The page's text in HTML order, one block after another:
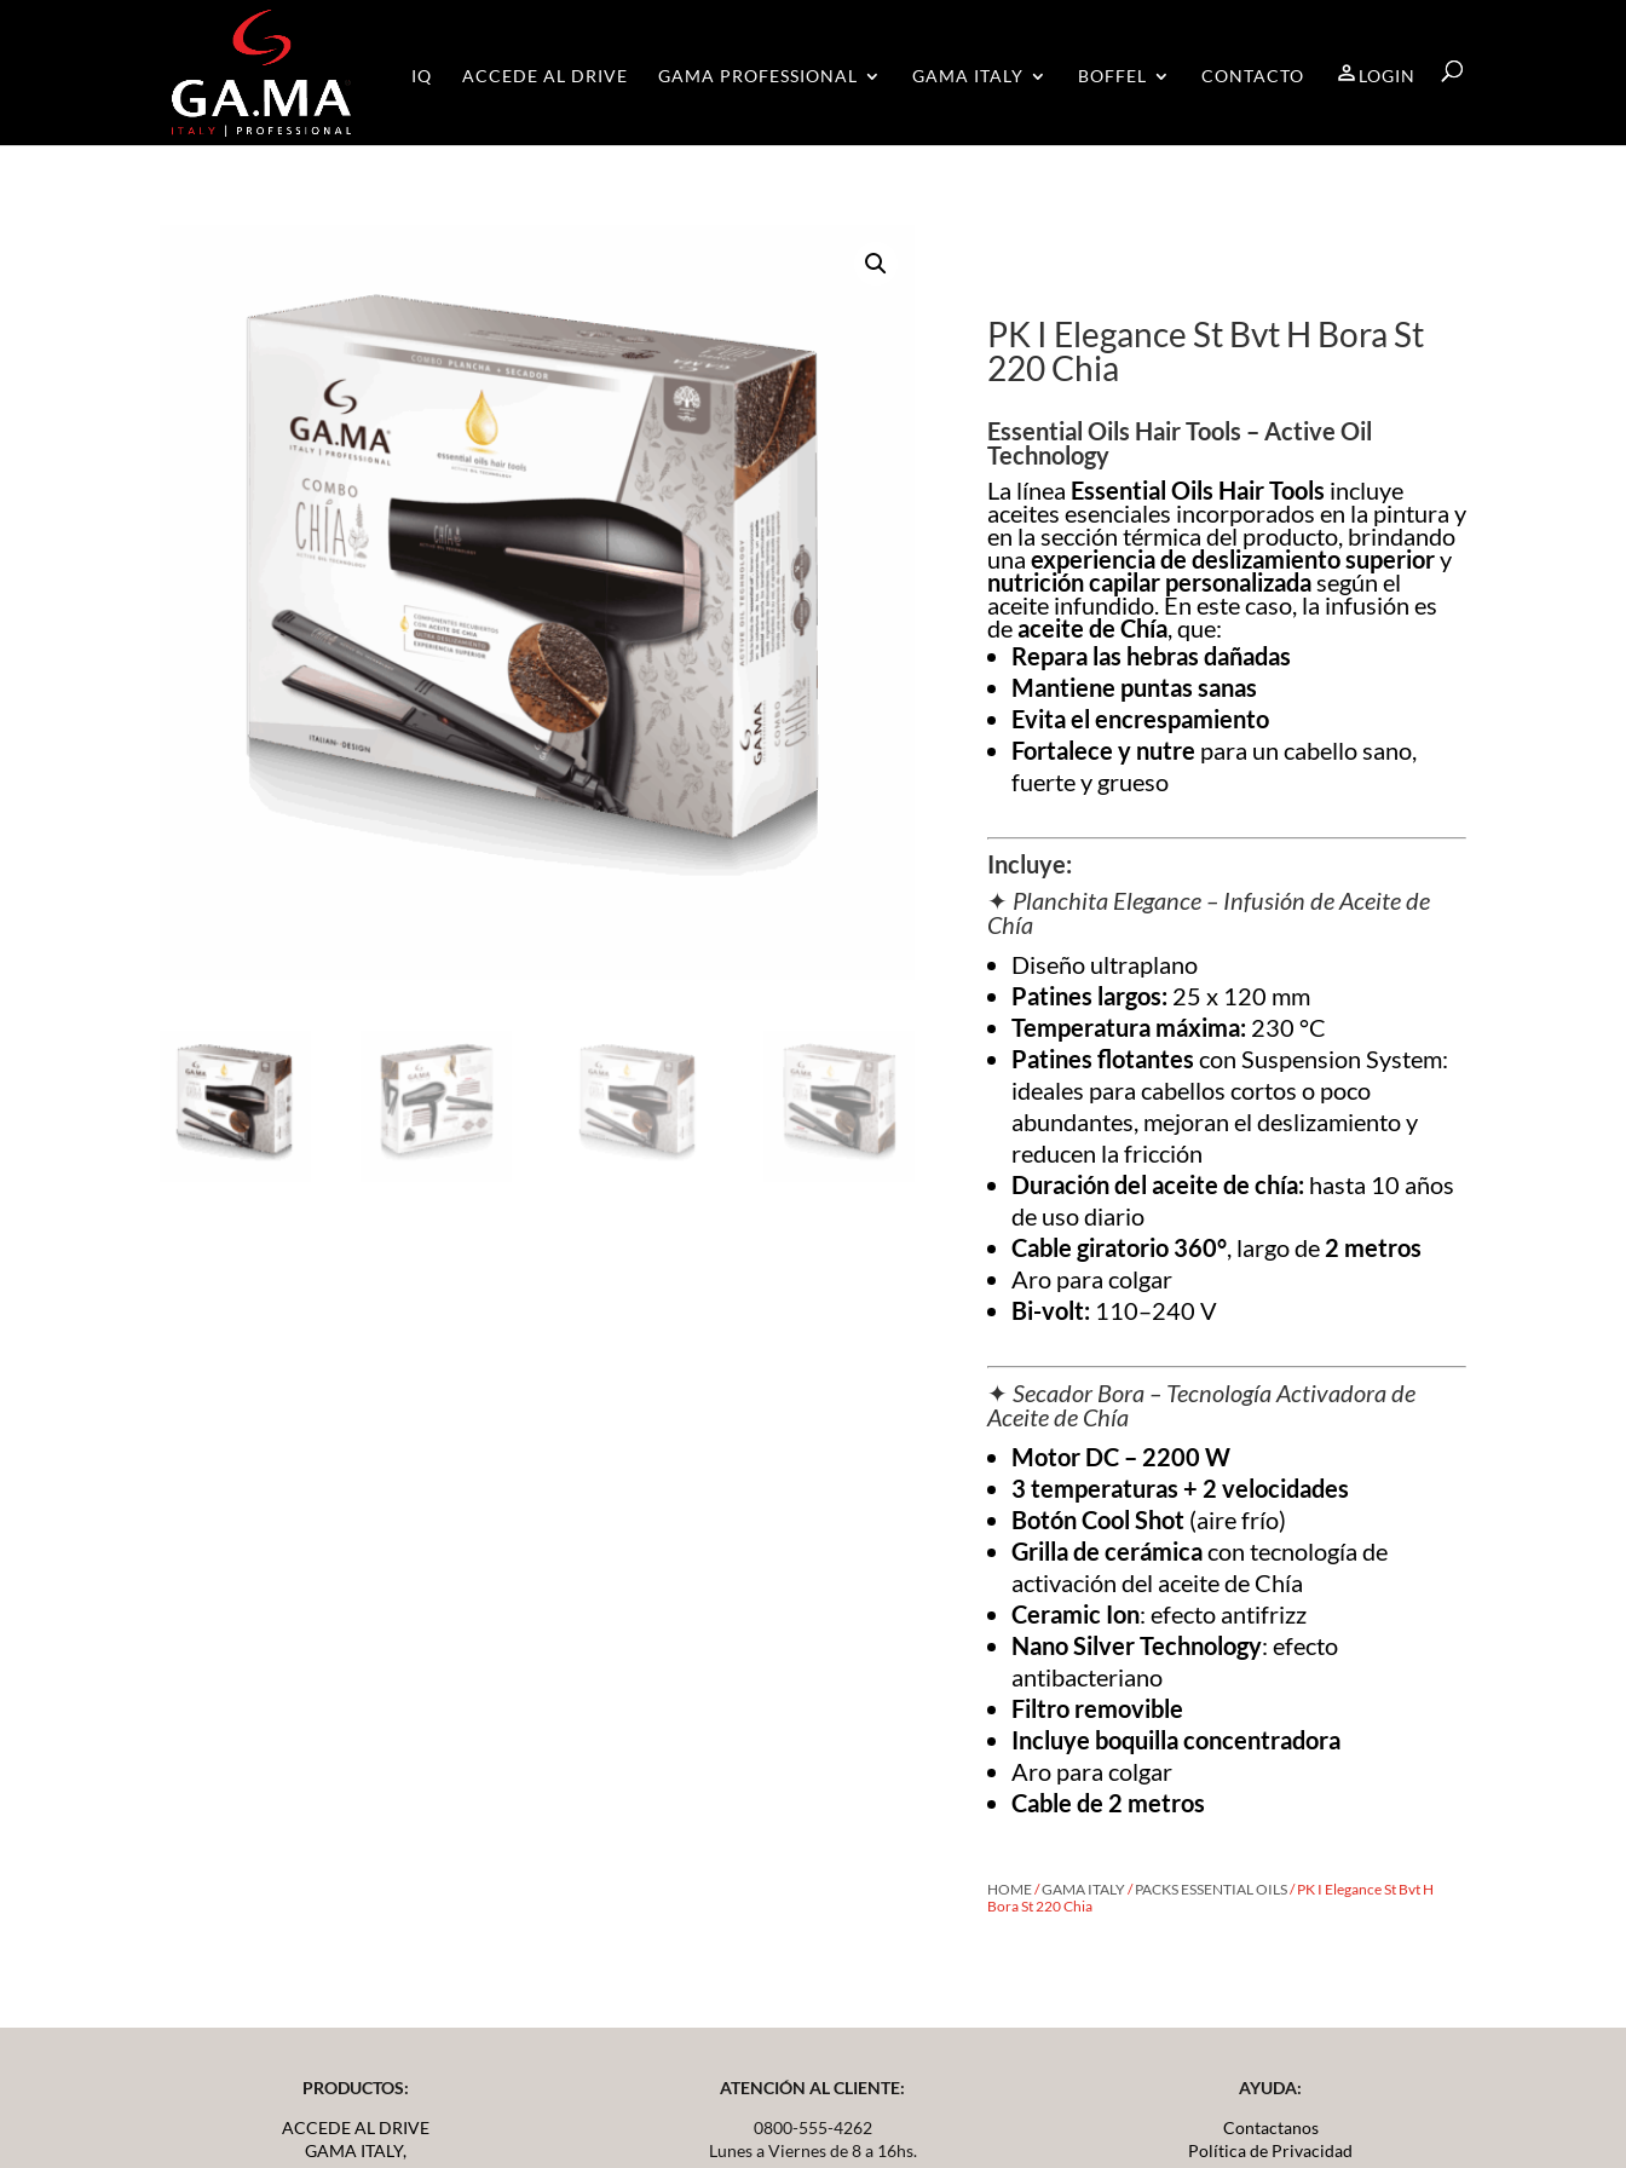
IQ ACCEDE AL DRIVE GAMA PROFESSIONAL GAMA ITALY BOFFEL CONTACTO LOGIN
PK I Elegance St Bvt H Bora St
220 Chia
Essential Oils Hair Tools – Active Oil
Technology
La línea Essential Oils Hair Tools incluye
aceites esenciales incorporados en la pintura y
en la sección térmica del producto, brindando
una experiencia de deslizamiento superiory
nutrición capilar personalizadasegún el
aceite infundido. En este caso, la infusión es
deaceite de Chía, que:
Repara las hebras dañadas
Mantiene puntas sanas
Evita el encrespamiento
Fortalece y nutre para un cabello sano,
fuerte y grueso
Incluye:
✦ Planchita Elegance – Infusión de Aceite de
Chía
Diseño ultraplano
Patines largos:25 x 120 mm
Temperatura máxima:230 °C
Patines flotantes con Suspension System:
ideales para cabellos cortos o poco
abundantes, mejoran el deslizamiento y
reducen la fricción
Duración del aceite de chía:hasta 10 años
de uso diario
Cable giratorio 360°, largo de 2 metros
Aro para colgar
Bi-volt:110–240 V
✦ Secador Bora – Tecnología Activadora de
Aceite de Chía
Motor DC – 2200 W
3 temperaturas + 2 velocidades
Botón Cool Shot(aire frío)
Grilla de cerámicacon tecnología de
activación del aceite de Chía
Ceramic Ion: efecto antifrizz
Nano Silver Technology: efecto
antibacteriano
Filtro removible
Incluye boquilla concentradora
Aro para colgar
Cable de 2 metros
HOME/GAMA ITALY/PACKS ESSENTIAL OILS/ PK I Elegance St Bvt H
Bora St 220 Chia
PRODUCTOS:
ACCEDE AL DRIVE
GAMA ITALY,
ATENCIÓN AL CLIENTE:
0800-555-4262
Lunes a Viernes de 8 a 16hs.
AYUDA:
Contactanos
Política de Privacidad